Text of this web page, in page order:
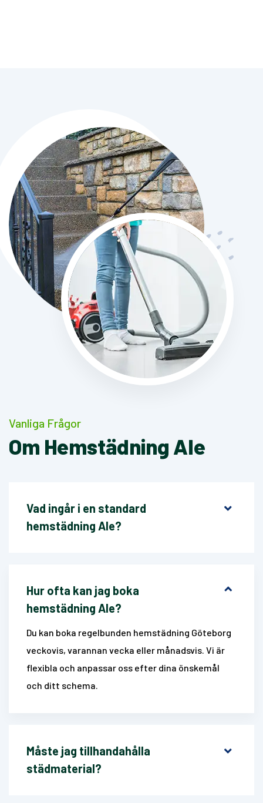
Vanliga Frågor
Om Hemstädning Ale
Vad ingår i en standard
hemstädning Ale?
Hur ofta kan jag boka
hemstädning Ale?
Du kan boka regelbunden hemstädning Göteborg
veckovis, varannan vecka eller månadsvis. Vi är
flexibla och anpassar oss efter dina önskemål
och ditt schema.
Måste jag tillhandahålla
städmaterial?